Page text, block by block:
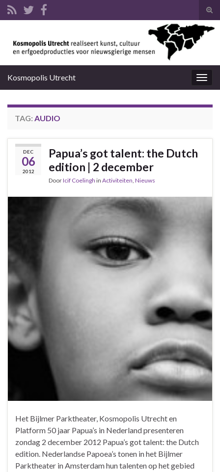
Kosmopolis Utrecht
TAG: AUDIO
DEC
06
2012
Papua’s got talent: the Dutch
edition | 2 december
DoorIcif Coelingh in Activiteiten, Nieuws
Het Bijlmer Parktheater, Kosmopolis Utrecht en
Platform 50 jaar Papua’s in Nederland presenteren
zondag 2 december 2012 Papua’s got talent: the Dutch
edition. Nederlandse Papoea’s tonen in het Bijlmer
Parktheater in Amsterdam hun talenten op het gebied